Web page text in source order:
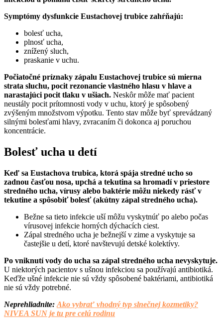
Symptómy dysfunkcie Eustachovej trubice zahŕňajú:
bolesť ucha,
plnosť ucha,
znížený sluch,
praskanie v uchu.
Počiatočné príznaky zápalu Eustachovej trubice sú mierna
strata sluchu, pocit rezonancie vlastného hlasu v hlave a
narastajúci pocit tlaku v ušiach. Neskôr môže mať pacient
neustály pocit prítomnosti vody v uchu, ktorý je spôsobený
zvýšeným množstvom výpotku. Tento stav môže byť sprevádzaný
silnými bolesťami hlavy, zvracaním či dokonca aj poruchou
koncentrácie.
Bolesť ucha u detí
Keď sa Eustachova trubica, ktorá spája stredné ucho so
zadnou časťou nosa, upchá a tekutina sa hromadí v priestore
stredného ucha, vírusy alebo baktérie môžu niekedy rásť v
tekutine a spôsobiť bolesť (akútny zápal stredného ucha).
Bežne sa tieto infekcie uší môžu vyskytnúť po alebo počas
vírusovej infekcie horných dýchacích ciest.
Zápal stredného ucha je bežnejší v zime a vyskytuje sa
častejšie u detí, ktoré navštevujú detské kolektívy.
Po vniknutí vody do ucha sa zápal stredného ucha nevyskytuje.
U niektorých pacientov s ušnou infekciou sa používajú antibiotiká.
Keďže ušné infekcie nie sú vždy spôsobené baktériami, antibiotiká
nie sú vždy potrebné.
Neprehliadnite: Ako vybrať vhodný typ slnečnej kozmetiky?
NIVEA SUN je tu pre celú rodinu